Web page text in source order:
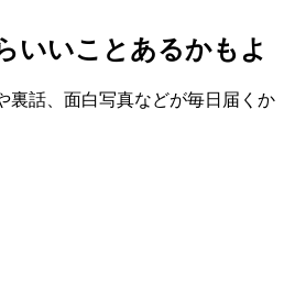
裏話、面白写真などが毎日届くか